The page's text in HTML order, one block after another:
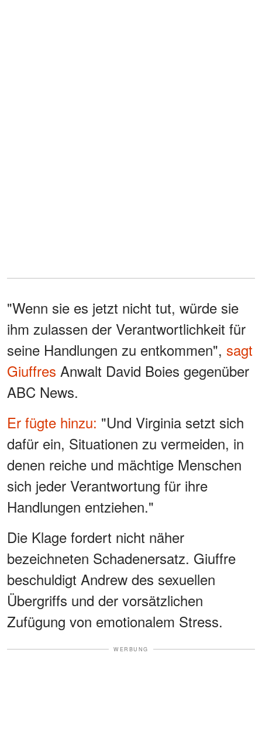
"Wenn sie es jetzt nicht tut, würde sie
ihm zulassen der Verantwortlichkeit für
seine Handlungen zu entkommen", sagt
Giuffres Anwalt David Boies gegenüber
ABC News.
Er fügte hinzu: "Und Virginia setzt sich
dafür ein, Situationen zu vermeiden, in
denen reiche und mächtige Menschen
sich jeder Verantwortung für ihre
Handlungen entziehen."
Die Klage fordert nicht näher
bezeichneten Schadenersatz. Giuffre
beschuldigt Andrew des sexuellen
Übergriffs und der vorsätzlichen
Zufügung von emotionalem Stress.
WERBUNG